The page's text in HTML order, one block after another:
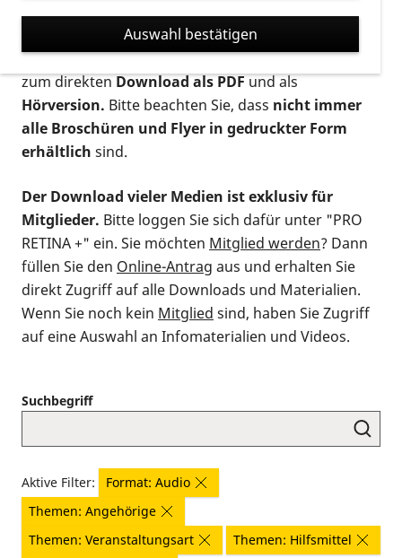
suchen. Die meisten Flyer und Broschüren werden in
verschiedenen Formaten angeboten: zur
postalischen Bestellung als gedruckte Variante
zum direktenDownload als PDFund als
Hörversion. Bitte beachten Sie, dass nicht immer
alle Broschüren und Flyer in gedruckter Form
erhältlich sind.
Der Download vieler Medien ist exklusiv für
Mitglieder. Bitte loggen Sie sich dafür unter "PRO
RETINA +" ein. Sie möchten Mitglied werden? Dann
füllen Sie den Online-Antrag aus und erhalten Sie
direkt Zugriff auf alle Downloads und Materialien.
Wenn Sie noch kein Mitglied sind, haben Sie Zugriff
auf eine Auswahl an Infomaterialien und Videos.
Suchbegriff
Aktive Filter:
Format: Audio
Themen: Angehörige
Themen: Veranstaltungsart
Themen: Hilfsmittel
Auswahl bestätigen